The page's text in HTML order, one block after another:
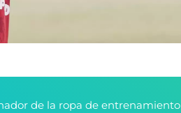
de la ropa de entrenamiento